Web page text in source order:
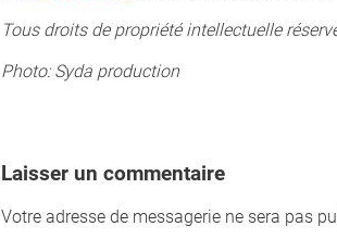
Tous droits de propriété intellectuelle
Photo: Syda production
Laisser un commentaire
Votre adresse de messagerie ne sera pas